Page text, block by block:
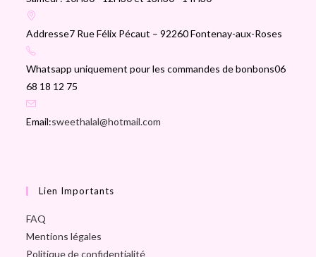
Addresse7 Rue Félix Pécaut – 92260 Fontenay-aux-Roses
Whatsapp uniquement pour les commandes de bonbons06
68 18 12 75
Email:sweethalal@hotmail.com
Lien Importants
FAQ
Mentions légales
Politique de confidentialité